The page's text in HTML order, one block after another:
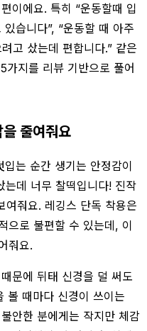
이에요. 특히 “운동할때 입
습니다”, “운동할 때 아주
고 샀는데 편합니다.” 같은
가지를 리뷰 기반으로 풀어
줄여줘요
는 순간 생기는 안정감이
는데 너무 찰떡입니다! 진작
여줘요. 레깅스 단독 착용은
으로 불편할 수 있는데, 이
줘요.
문에 뒤태 신경을 덜 써도
볼 때마다 신경이 쓰이는
안한 분에게는 작지만 체감